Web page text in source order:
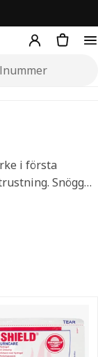
i första
Snögg
på innovation